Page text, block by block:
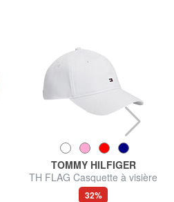
TOMMY HILFIGER
TH FLAG Casquette à visière
32%